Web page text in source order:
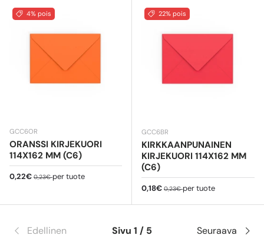
4% pois
GCC6OR
ORANSSI KIRJEKUORI
114X162 MM (C6)
Myyntihinta
0,22€ Normaali hinta
0,23€per tuote
22% pois
GCC6BR
KIRKKAANPUNAINEN
KIRJEKUORI 114X162 MM
(C6)
Myyntihinta
0,18€ Normaali hinta
0,23€per tuote
Edellinen Sivu 1 / 5 Seuraava